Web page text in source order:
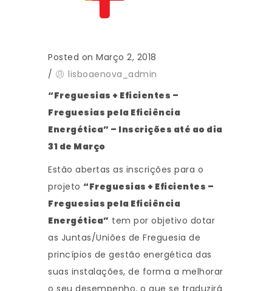
Posted on Março 2, 2018
/
lisboaenova_admin
“Freguesias + Eficientes –
Freguesias pela Eficiência
Energética” – Inscrições até ao dia
31 de Março
Estão abertas as inscrições para o
projeto “Freguesias + Eficientes –
Freguesias pela Eficiência
Energética” tem por objetivo dotar
as Juntas/Uniões de Freguesia de
princípios de gestão energética das
suas instalações, de forma a melhorar